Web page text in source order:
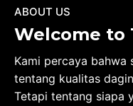
ABOUT US
Welcome to
Kami percaya bahwa
tentang kualitas
Tetapi tentang siapa